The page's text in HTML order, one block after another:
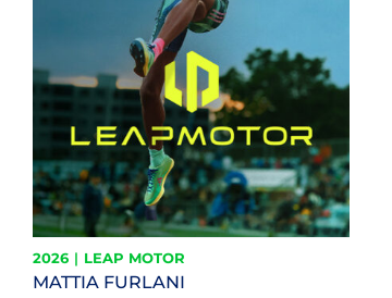
2026 | LEAP MOTOR
MATTIA FURLANI